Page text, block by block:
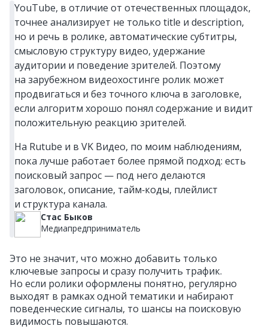
YouTube, в отличие от отечественных площадок,
точнее анализирует не только title и description,
но и речь в ролике, автоматические субтитры,
смысловую структуру видео, удержание
аудитории и поведение зрителей. Поэтому
на зарубежном видеохостинге ролик может
продвигаться и без точного ключа в заголовке,
если алгоритм хорошо понял содержание и видит
положительную реакцию зрителей.
На Rutube и в VK Видео, по моим наблюдениям,
пока лучше работает более прямой подход: есть
поисковый запрос — под него делаются
заголовок, описание, тайм‑коды, плейлист
и структура канала.
Стас Быков
Медиапредприниматель
Это не значит, что можно добавить только
ключевые запросы и сразу получить трафик.
Но если ролики оформлены понятно, регулярно
выходят в рамках одной тематики и набирают
поведенческие сигналы, то шансы на поисковую
видимость повышаются.